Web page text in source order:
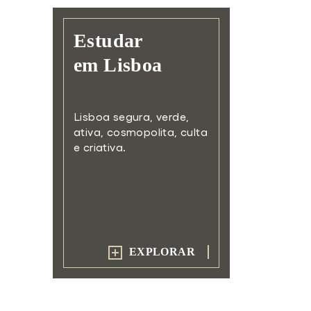
Estudar
em Lisboa
Lisboa segura, verde,
ativa, cosmopolita, culta
e criativa.
EXPLORAR